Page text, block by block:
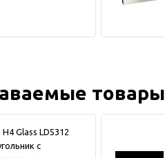
товары
H4 Glass LD5312
с